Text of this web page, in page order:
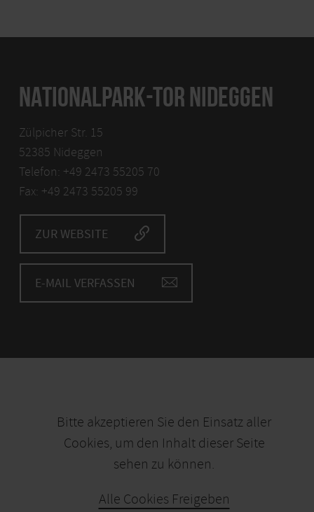
NATIONALPARK-TOR NIDEGGEN
Zülpicher Str. 15
52385 Nideggen
Telefon: +49 2473 55205 70
Fax: +49 2473 55205 99
ZUR WEBSITE
E-MAIL VERFASSEN
Bitte akzeptieren Sie den Einsatz aller
Cookies, um den Inhalt dieser Seite
sehen zu können.
Alle Cookies Freigeben